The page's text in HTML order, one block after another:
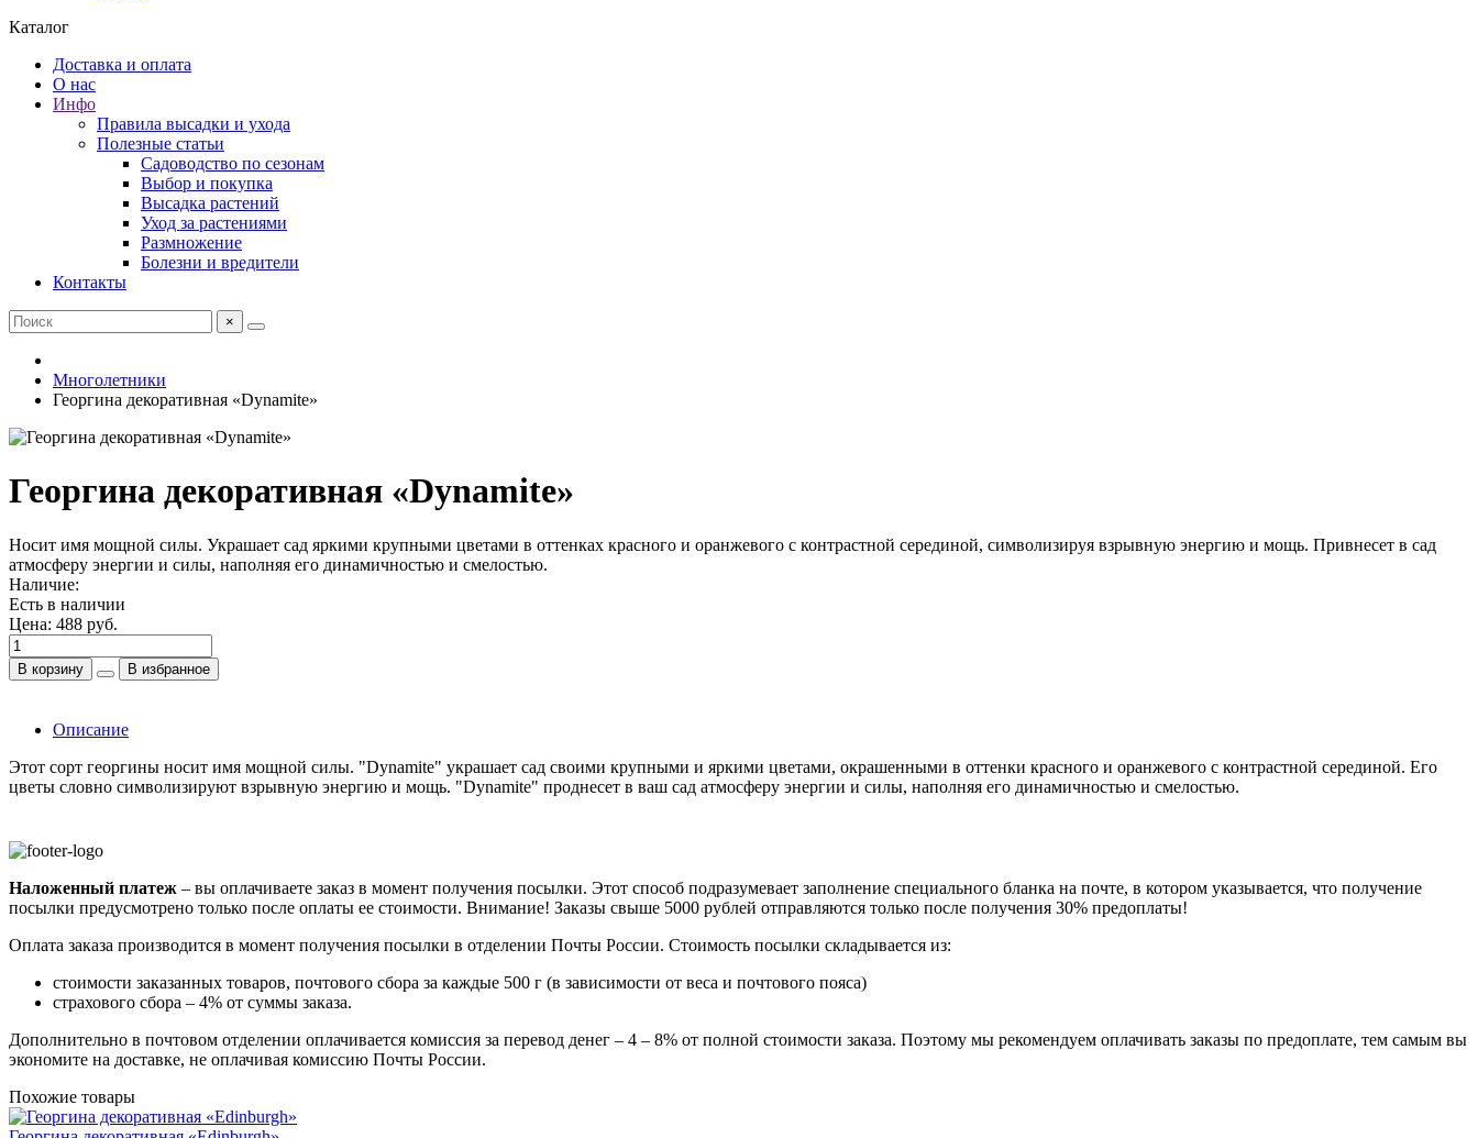
Каталог
Доставка и оплата
О нас
Инфо
Правила высадки и ухода
Полезные статьи
Садоводство по сезонам
Выбор и покупка
Высадка растений
Уход за растениями
Размножение
Болезни и вредители
Контакты
×
Многолетники
Георгина декоративная «Dynamite»
Георгина декоративная «Dynamite»
Носит имя мощной силы. Украшает сад яркими крупными цветами в оттенках красного и оранжевого с контрастной серединой, символизируя взрывную энергию и мощь. Привнесет в сад
атмосферу энергии и силы, наполняя его динамичностью и смелостью.
Наличие:
Есть в наличии
Цена: 488 руб.
В корзину В избранное
Описание
Этот сорт георгины носит имя мощной силы. "Dynamite" украшает сад своими крупными и яркими цветами, окрашенными в оттенки красного и оранжевого с контрастной серединой. Его
цветы словно символизируют взрывную энергию и мощь. "Dynamite" проднесет в ваш сад атмосферу энергии и силы, наполняя его динамичностью и смелостью.
Наложенный платеж – вы оплачиваете заказ в момент получения посылки. Этот способ подразумевает заполнение специального бланка на почте, в котором указывается, что получение
посылки предусмотрено только после оплаты ее стоимости. Внимание! Заказы свыше 5000 рублей отправляются только после получения 30% предоплаты!
Оплата заказа производится в момент получения посылки в отделении Почты России. Стоимость посылки складывается из:
стоимости заказанных товаров, почтового сбора за каждые 500 г (в зависимости от веса и почтового пояса)
страхового сбора – 4% от суммы заказа.
Дополнительно в почтовом отделении оплачивается комиссия за перевод денег – 4 – 8% от полной стоимости заказа. Поэтому мы рекомендуем оплачивать заказы по предоплате, тем самым вы
экономите на доставке, не оплачивая комиссию Почты России.
Похожие товары